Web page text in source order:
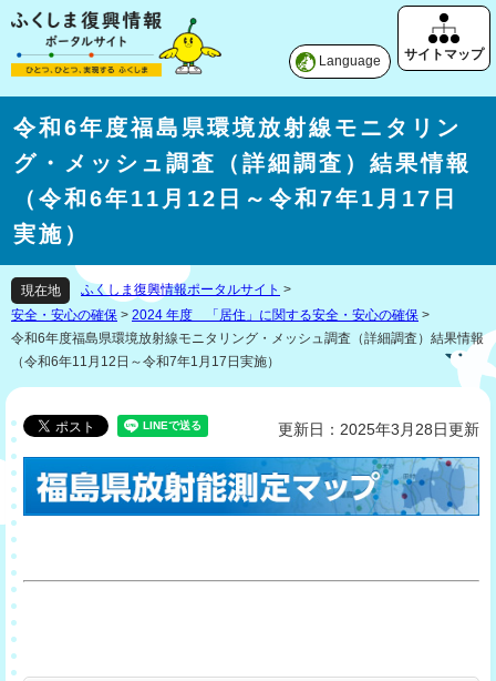
Language
令和6年度福島県環境放射線モニタリン
グ・メッシュ調査（詳細調査）結果情報
（令和6年11月12日～令和7年1月17日
実施）
現在地 ふくしま復興情報ポータルサイト >
安全・安心の確保 > 2024 年度 「居住」に関する安全・安心の確保 >
令和6年度福島県環境放射線モニタリング・メッシュ調査（詳細調査）結果情報
（令和6年11月12日～令和7年1月17日実施）
更新日：2025年3月28日更新